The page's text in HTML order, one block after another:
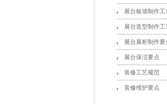
展台板墙制作工
展台造型制作工
展台展柜制作要
展台保洁要点
装修工艺规范
装修维护要点